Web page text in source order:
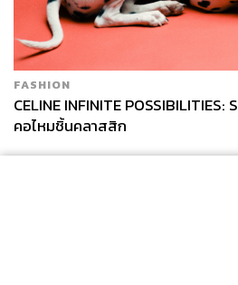
FASHION
CELINE INFINITE
คอไหมชิ้นคลาสสิก